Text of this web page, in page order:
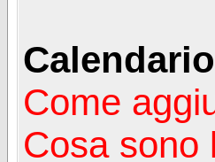
Calendario
Come
Cosa sono